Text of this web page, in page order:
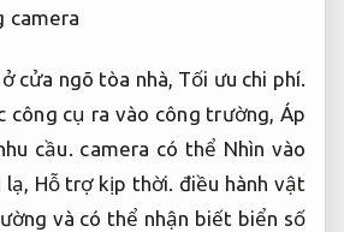
cửa ngõ tòa nhà, Tối ưu chi phí.
công cụ ra vào công trường, Áp
cầu. camera có thể Nhìn vào
lạ, Hỗ trợ kịp thời. điều hành vật
và có thể nhận biết biển số